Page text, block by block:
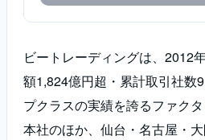
ビートレーディングは、2012
額1,824億円超・累計取引社数
プクラスの実績を誇るファク
本社のほか、仙台・名古屋・